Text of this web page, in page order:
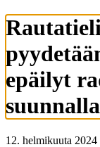
epäilyt
suunnalla
12. helmikuuta